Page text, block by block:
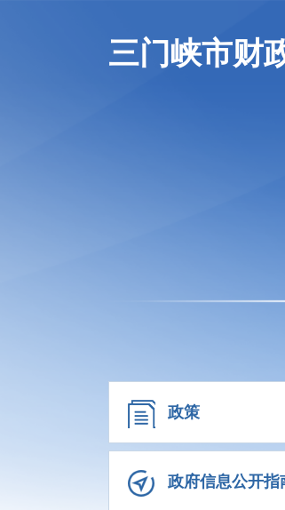
三门峡市财
政策
政府信息公开指